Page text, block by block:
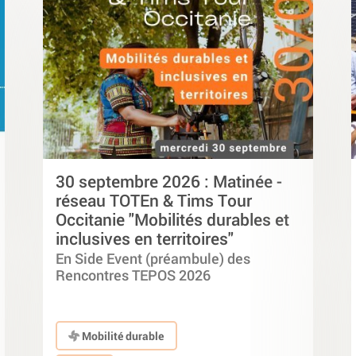
30 septembre 2026 : Matinée -
réseau TOTEn & Tims Tour
Occitanie "Mobilités durables et
inclusives en territoires"
En Side Event (préambule) des
Rencontres TEPOS 2026
Mobilité durable